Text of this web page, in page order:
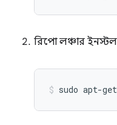
রিপো লঞ্চার ইনস্টল
sudo apt-get